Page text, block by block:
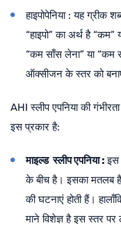
हाइपोपेनिया : यह ग्रीक
“हाइपो” का अर्थ है
“कम साँस लेना” या “कम
ऑक्सीजन के स्तर को
AHI स्लीप एपनिया की
इस प्रकार है:
माइल्ड स्लीप एपनिया :इस
के बीच है। इसका मतलब है
की घटनाएं होती हैं।
माने विशेज्ञ है इस स्तर